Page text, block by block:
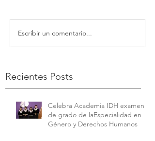
Escribir un comentario...
Recientes Posts
Celebra Academia IDH examen
de grado de laEspecialidad en
Género y Derechos Humanos